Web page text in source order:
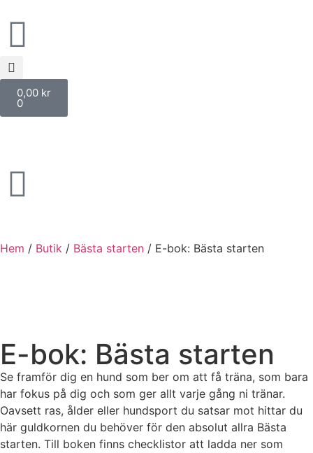
0,00 kr
0
Hem / Butik / Bästa starten / E-bok: Bästa starten
E-bok: Bästa starten
Se framför dig en hund som ber om att få träna, som bara
har fokus på dig och som ger allt varje gång ni tränar.
Oavsett ras, ålder eller hundsport du satsar mot hittar du
här guldkornen du behöver för den absolut allra Bästa
starten. Till boken finns checklistor att ladda ner som